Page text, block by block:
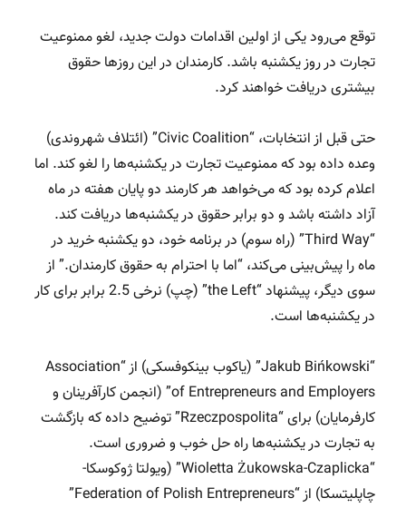
توقع می‌رود یکی از اولین اقدامات دولت جدید، لغو ممنوعیت
تجارت در روز یکشنبه باشد. کارمندان در این روزها حقوق
بیشتری دریافت خواهند کرد.
حتی قبل از انتخابات، “Civic Coalition” (ائتلاف شهروندی)
وعده داده بود که ممنوعیت تجارت در یکشنبه‌ها را لغو کند. اما
اعلام کرده بود که می‌خواهد هر کارمند دو پایان هفته در ماه
آزاد داشته باشد و دو برابر حقوق در یکشنبه‌ها دریافت کند.
“Third Way” (راه سوم) در برنامه خود، دو یکشنبه خرید در
ماه را پیش‌بینی می‌کند، “اما با احترام به حقوق کارمندان.” از
سوی دیگر، پیشنهاد “the Left” (چپ) نرخی 2.5 برابر برای کار
در یکشنبه‌ها است.
“Jakub Bińkowski” (یاکوب بینکوفسکی) از “Association
of Entrepreneurs and Employers” (انجمن کارآفرینان و
کارفرمایان) برای “Rzeczpospolita” توضیح داده که بازگشت
به تجارت در یکشنبه‌ها راه حل خوب و ضروری است.
“Wioletta Żukowska-Czaplicka” (ویولتا ژوکوسکا-
چاپلیتسکا) از “Federation of Polish Entrepreneurs”